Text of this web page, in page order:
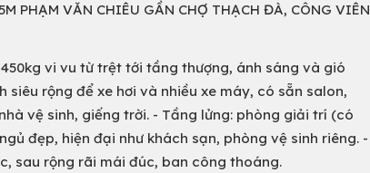
PHẠM VĂN CHIÊU GẦN CHỢ THẠCH ĐÀ, CÔNG VIÊN
vi vu từ trệt tới tầng thượng, ánh sáng và gió
rộng để xe hơi và nhiều xe máy, có sẵn salon,
vệ sinh, giếng trời. - Tầng lửng: phòng giải trí (có
đẹp, hiện đại như khách sạn, phòng vệ sinh riêng. -
sau rộng rãi mái đúc, ban công thoáng.